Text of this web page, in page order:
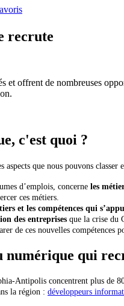
recrute
et offrent de nombreuses
c'est quoi ?
que nous pouvons classer
d’emplois, concerne les
ces métiers.
et les compétences qui
des entreprises que la crise du
de ces nouvelles compétences
numérique qui
Antipolis concentrent plus de
la région : développeurs